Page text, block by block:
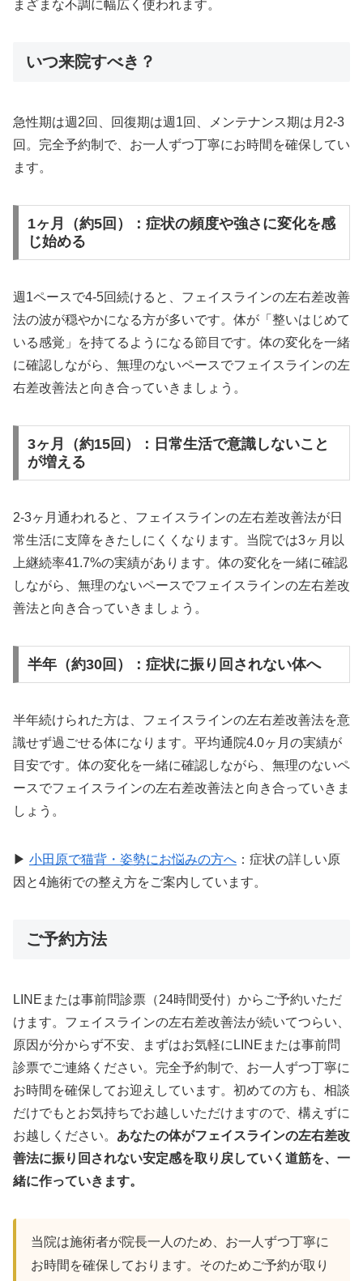
まざまな不調に幅広く使われます。
いつ来院すべき？
急性期は週2回、回復期は週1回、メンテナンス期は月2-3
回。完全予約制で、お一人ずつ丁寧にお時間を確保してい
ます。
1ヶ月（約5回）：症状の頻度や強さに変化を感
じ始める
週1ペースで4-5回続けると、フェイスラインの左右差改善
法の波が穏やかになる方が多いです。体が「整いはじめて
いる感覚」を持てるようになる節目です。体の変化を一緒
に確認しながら、無理のないペースでフェイスラインの左
右差改善法と向き合っていきましょう。
3ヶ月（約15回）：日常生活で意識しないこと
が増える
2-3ヶ月通われると、フェイスラインの左右差改善法が日
常生活に支障をきたしにくくなります。当院では3ヶ月以
上継続率41.7%の実績があります。体の変化を一緒に確認
しながら、無理のないペースでフェイスラインの左右差改
善法と向き合っていきましょう。
半年（約30回）：症状に振り回されない体へ
半年続けられた方は、フェイスラインの左右差改善法を意
識せず過ごせる体になります。平均通院4.0ヶ月の実績が
目安です。体の変化を一緒に確認しながら、無理のないペ
ースでフェイスラインの左右差改善法と向き合っていきま
しょう。
▶ 小田原で猫背・姿勢にお悩みの方へ ：症状の詳しい原
因と4施術での整え方をご案内しています。
ご予約方法
LINEまたは事前問診票（24時間受付）からご予約いただ
けます。フェイスラインの左右差改善法が続いてつらい、
原因が分からず不安、まずはお気軽にLINEまたは事前問
診票でご連絡ください。完全予約制で、お一人ずつ丁寧に
お時間を確保してお迎えしています。初めての方も、相談
だけでもとお気持ちでお越しいただけますので、構えずに
お越しください。 あなたの体がフェイスラインの左右差改
善法に振り回されない安定感を取り戻していく道筋を、一
緒に作っていきます。
当院は施術者が院長一人のため、お一人ずつ丁寧に
お時間を確保しております。そのためご予約が取り